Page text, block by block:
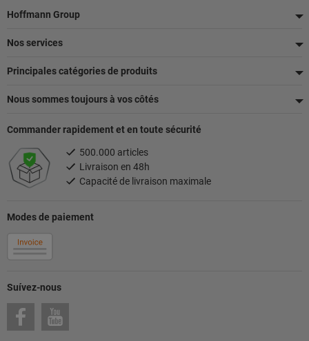
Pied
de
page
Hoffmann Group
Nos services
Principales catégories de produits
Nous sommes toujours à vos côtés
Suívez-nous
Modes de paiement
Commander rapidement et en toute sécurité
500.000 articles
Livraison en 48h
Capacité de livraison maximale